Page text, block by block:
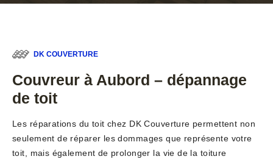
DK COUVERTURE
Couvreur à Aubord – dépannage
de toit
Les réparations du toit chez DK Couverture permettent non
seulement de réparer les dommages que représente votre
toit, mais également de prolonger la vie de la toiture